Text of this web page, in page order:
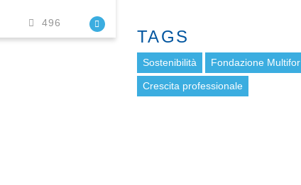
496
TAGS
Sostenibilità Fondazione Multifor
Crescita professionale